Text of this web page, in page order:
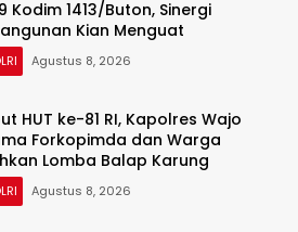
Kodim 1413/Buton, Sinergi
Kian Menguat
Agustus 8, 2026
HUT ke-81 RI, Kapolres Wajo
Forkopimda dan Warga
Lomba Balap Karung
Agustus 8, 2026